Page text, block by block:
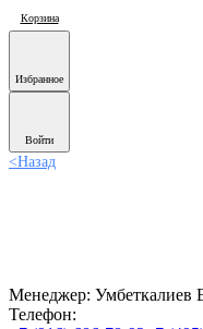
Корзина
Избранное
Войти
<Назад
Менеджер: Умбеткалиев
Телефон: